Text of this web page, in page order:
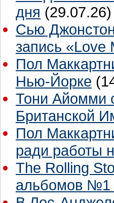
дня (29.07.26)
Сью
запись «Love
Пол
Нью-Йорке
Тони Айомми
Британской
Пол
ради работы
The Rolling
альбомов №1